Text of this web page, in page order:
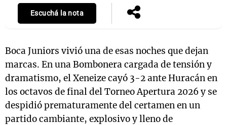
Escuchá la nota
Boca Juniors vivió una de esas noches que dejan
marcas. En una Bombonera cargada de tensión y
dramatismo, el Xeneize cayó 3-2 ante Huracán en
los octavos de final del Torneo Apertura 2026 y se
despidió prematuramente del certamen en un
partido cambiante, explosivo y lleno de